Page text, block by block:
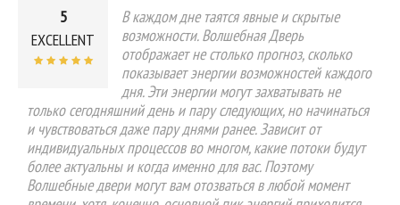
5
EXCELLENT
В каждом дне таятся явные и скрытые
возможности. Волшебная Дверь
отображает не столько прогноз, сколько
показывает энергии возможностей каждого
дня. Эти энергии могут захватывать не
только сегодняшний день и пару следующих, но начинаться
и чувствоваться даже пару днями ранее. Зависит от
индивидуальных процессов во многом, какие потоки будут
более актуальны и когда именно для вас. Поэтому
Волшебные двери могут вам отозваться в любой момент